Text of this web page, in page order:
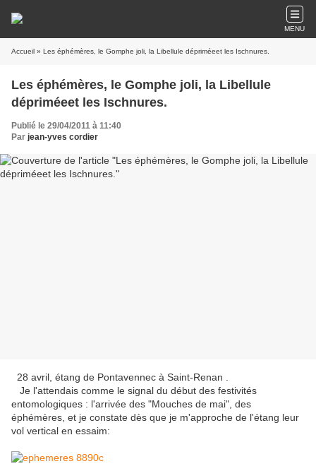
MENU
Accueil » Les éphémères, le Gomphe joli, la Libellule dépriméeet les Ischnures.
Les éphémères, le Gomphe joli, la Libellule
dépriméeet les Ischnures.
Publié le 29/04/2011 à 11:40
Par jean-yves cordier
28 avril, étang de Pontavennec à Saint-Renan .
Je l'attendais comme le signal du début des festivités
entomologiques : l'arrivée des "Mouches de mai", des
éphémères, et je constate dès que je m'approche de l'étang leur
vol vertical en essaim: